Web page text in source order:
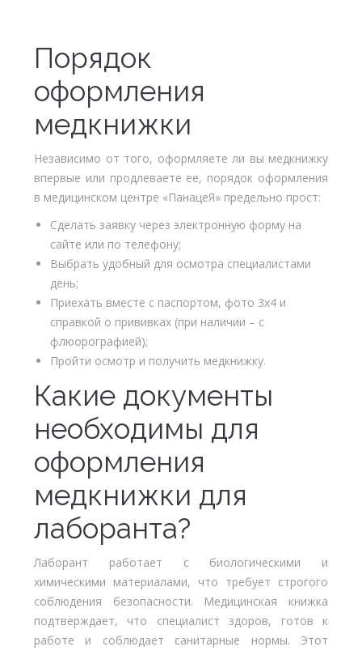
Порядок
оформления
медкнижки
Независимо от того, оформляете ли вы медкнижку
впервые или продлеваете ее, порядок оформления
в медицинском центре «ПанацеЯ» предельно прост:
Сделать заявку через электронную форму на
сайте или по телефону;
Выбрать удобный для осмотра специалистами
день;
Приехать вместе с паспортом, фото 3х4 и
справкой о прививках (при наличии – с
флюорографией);
Пройти осмотр и получить медкнижку.
Какие документы
необходимы для
оформления
медкнижки для
лаборанта?
Лаборант работает с биологическими и
химическими материалами, что требует строгого
соблюдения безопасности. Медицинская книжка
подтверждает, что специалист здоров, готов к
работе и соблюдает санитарные нормы. Этот